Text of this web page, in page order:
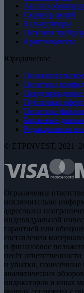
Анализ
Скринер акций
Калькуляторы
Позиции
Криптовалюты
Юридическое
Политика
Предупреждение
Публичная
Политика
Биржевые
Редакционная
© ETPINVEST,
Ограничение
исключительно
адресована
индивидуальной
гарантией или
составлении
и финансовое
несёт
и убытки, понесённые
аналитических
индикаторов и иных